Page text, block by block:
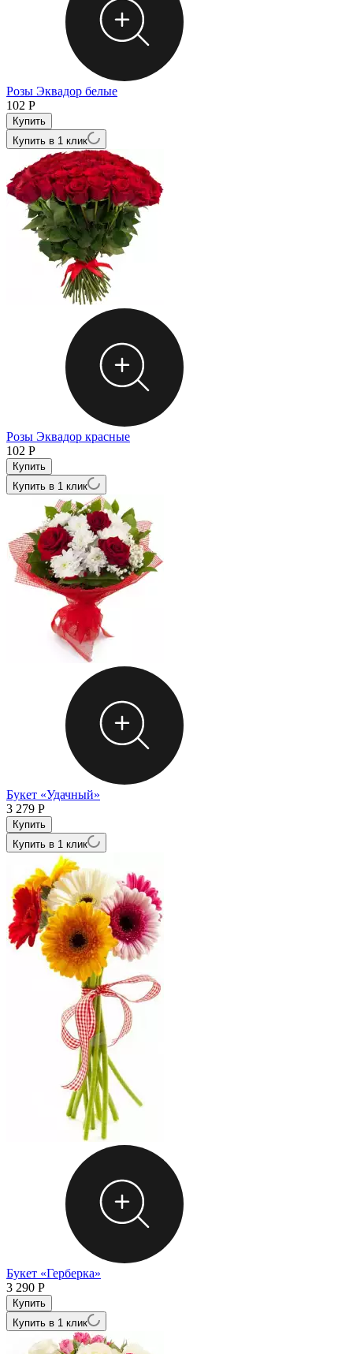
Розы Эквадор белые
102 Р
Купить в 1 клик
Розы Эквадор красные
102 Р
Купить в 1 клик
Букет «Удачный»
3 279 Р
Купить в 1 клик
Букет «Герберка»
3 290 Р
Купить в 1 клик